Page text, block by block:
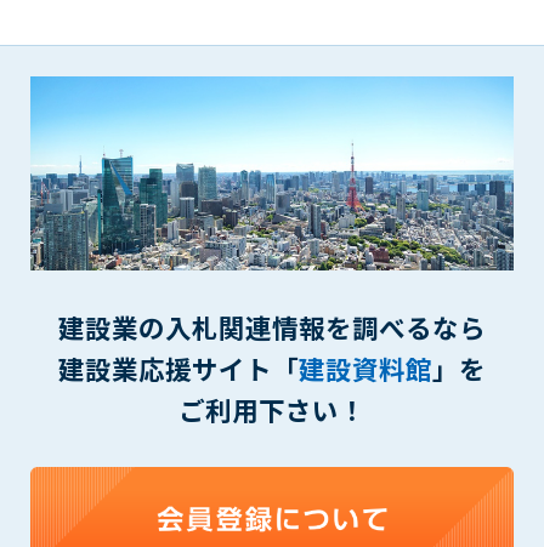
建設業の入札関連情報を調べるなら
建設業応援サイト「建設資料館」を
ご利用下さい！
(4) 有害なコンピュータプログラム等を送信又は書き込む行為
(5) 第三者に不利益を与える行為
(6) 管理者が承認していない営利を目的とした行為
(7) 公序良俗に反する行為
(8) 犯罪的行為に結びつく行為
(9) その他、法律に反する行為
を、営利を目的として第三者に転売し、または転売のため
に第三者に提供すること
第7条（登録内容の削除）
管理者は、会員が登録した内容が以下に該当する、またはその
(1) 登録されている情報が、第6条の定める禁止事項に該当する
と管理者が、判断した場合
(2) 建設資料館の運営および保守管理上、必要と判断した場合